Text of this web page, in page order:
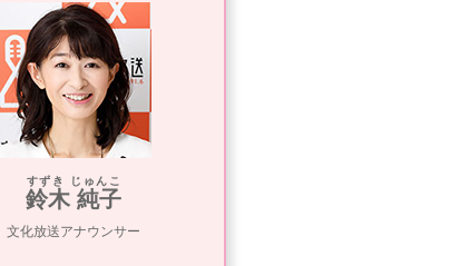
鈴木 純子
すずき じゅんこ
文化放送アナウンサー